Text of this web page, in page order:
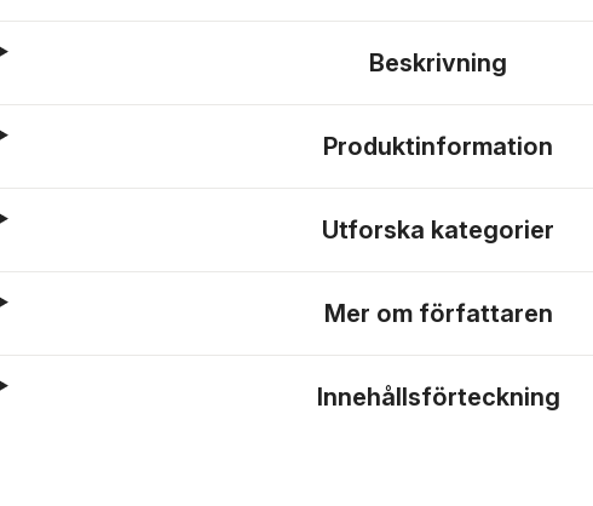
Beskrivning
Produktinformation
Utforska kategorier
Mer om författaren
Innehållsförteckning